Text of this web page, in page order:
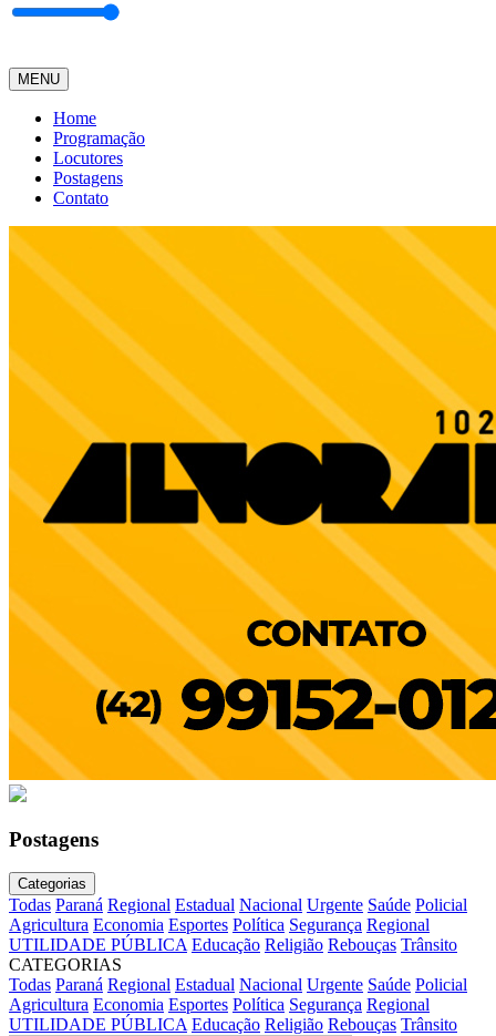
MENU
Home
Programação
Locutores
Postagens
Contato
Postagens
Categorias
Todas Paraná Regional Estadual Nacional Urgente Saúde Policial
Agricultura Economia Esportes Política Segurança Regional
UTILIDADE PÚBLICA Educação Religião Rebouças Trânsito
CATEGORIAS
Todas Paraná Regional Estadual Nacional Urgente Saúde Policial
Agricultura Economia Esportes Política Segurança Regional
UTILIDADE PÚBLICA Educação Religião Rebouças Trânsito